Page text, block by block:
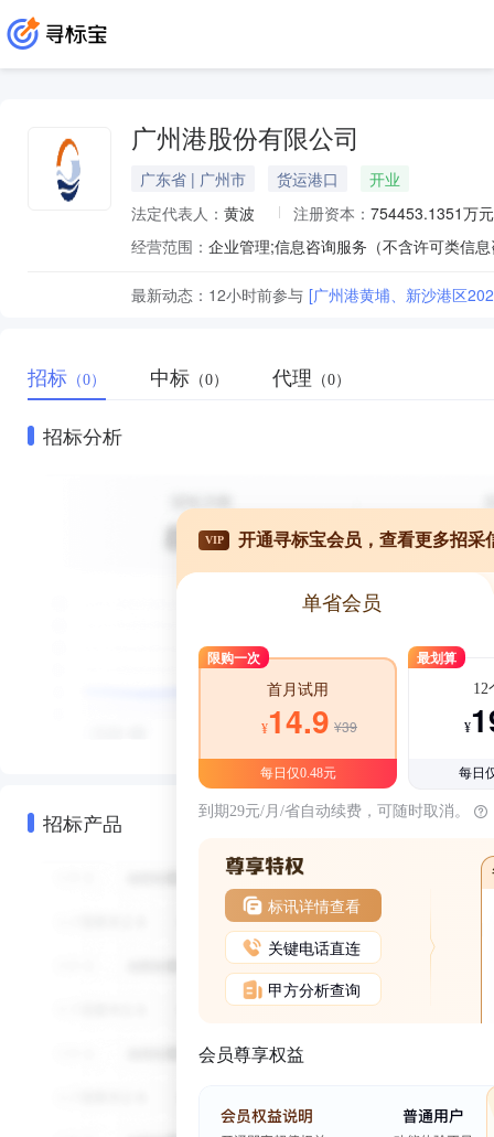
广州港股份有限公司
广东省 | 广州市 货运港口
开业
法定代表人： 黄波 注册资本： 754453.1351万元
经营范围：
最新动态： 12小时前参与 [广州港黄埔、新沙港区
招标 （0） 中标 （0） 代理 （0）
招标分析
招标产品
VIP 开通寻标宝会员，查看更多招采
单省会员
限购一次
首月试用
¥14.9 ¥39
每日仅0.48元
最划算
12
¥
每日
到期29元/月/省自动续费，可随时取消。
标讯详情查看
关键电话直连
甲方分析查询
会员尊享权益